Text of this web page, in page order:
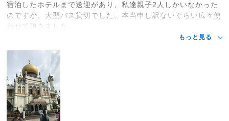
宿泊したホテルまで送迎があり、私達親子2人しかいなかった
のですが、大型バス貸切でした。本当申し訳ないぐらい広々使
わせて頂きました。
もっと見る